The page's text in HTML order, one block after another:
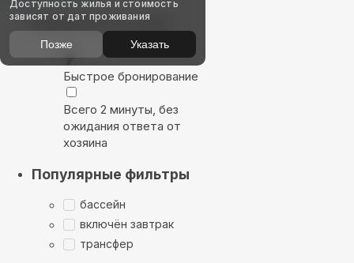
Выбирайте лучшее
Быстрое бронирование
Всего 2 минуты, без
ожидания ответа от
хозяина
Популярные фильтры
бассейн
включён завтрак
трансфер
Доступность жилья и стоимость
зависят от дат проживания
Позже Указать